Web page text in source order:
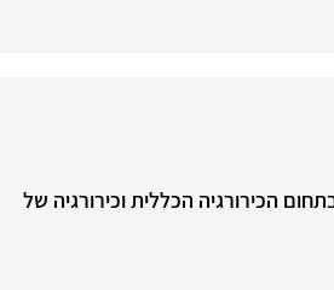
הכירורגיה הכללית וכירורגיה של